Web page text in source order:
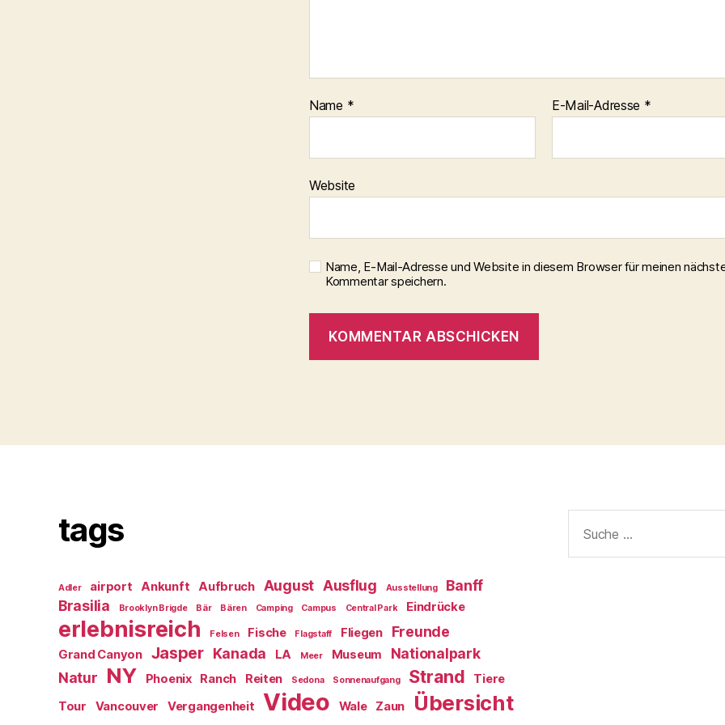
Name * E-Mail-Adresse *
Website
Name, E-Mail-Adresse und Website in diesem Browser für meinen
Kommentar speichern.
tags
Adler airport Ankunft Aufbruch August Ausflug Ausstellung
Banff
Brasilia
Brooklyn Brigde Bär Bären Camping Campus Central Park Eindrücke
erlebnisreich Felsen Fische Flagstaff Fliegen Freunde
Grand Canyon Jasper Kanada LA Meer Museum
Nationalpark
Natur
NY Phoenix Ranch Reiten Sedona Sonnenaufgang Strand
Tiere
Tour
Vancouver Vergangenheit Video Wale Zaun Übersicht
nach: